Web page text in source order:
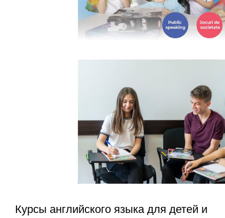
Курсы английского языка для детей и